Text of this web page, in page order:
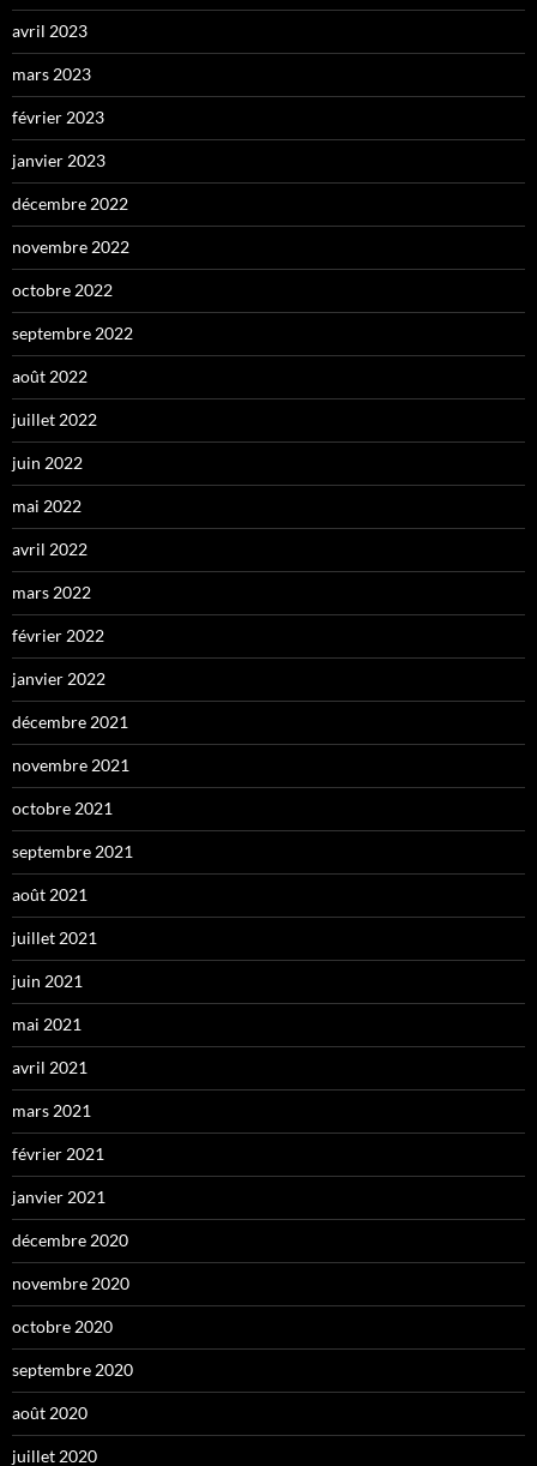
avril 2023
mars 2023
février 2023
janvier 2023
décembre 2022
novembre 2022
octobre 2022
septembre 2022
août 2022
juillet 2022
juin 2022
mai 2022
avril 2022
mars 2022
février 2022
janvier 2022
décembre 2021
novembre 2021
octobre 2021
septembre 2021
août 2021
juillet 2021
juin 2021
mai 2021
avril 2021
mars 2021
février 2021
janvier 2021
décembre 2020
novembre 2020
octobre 2020
septembre 2020
août 2020
juillet 2020